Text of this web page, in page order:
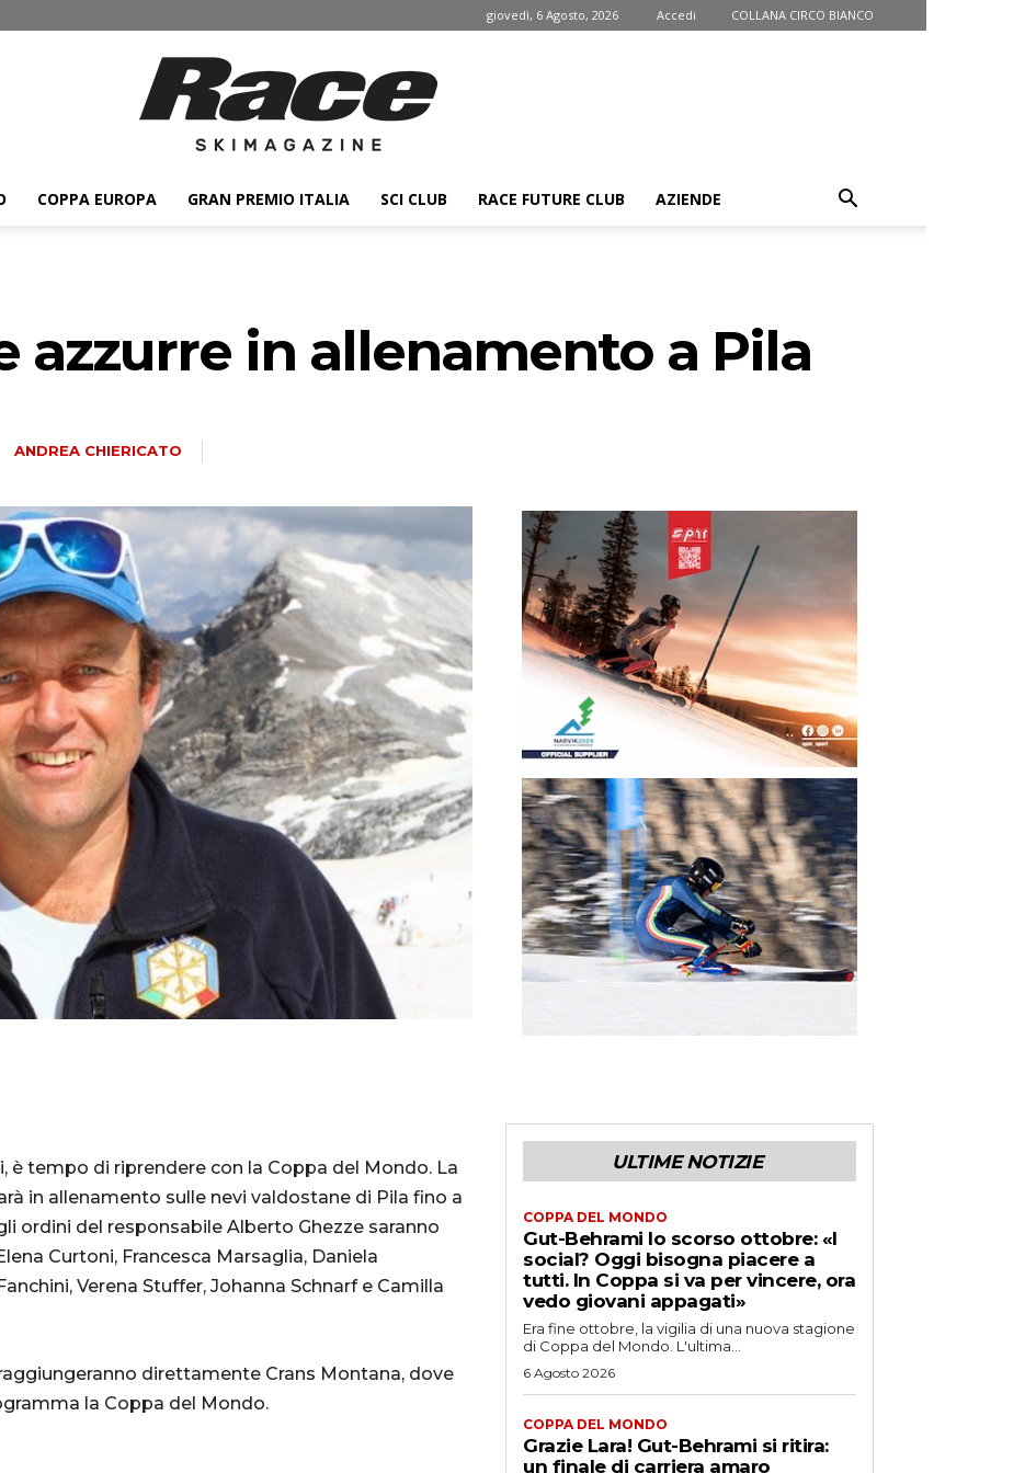
giovedì, 6 Agosto, 2026 Accedi COLLANA CIRCO BIANCO
magazine
COPPA EUROPA GRAN PREMIO ITALIA SCI CLUB RACE FUTURE CLUB AZIENDE
azzurre in allenamento a Pila
ANDREA CHIERICATO
è tempo di riprendere con la Coppa del Mondo. La
in allenamento sulle nevi valdostane di Pila fino a
ordini del responsabile Alberto Ghezze saranno
Curtoni, Francesca Marsaglia, Daniela
Verena Stuffer, Johanna Schnarf e Camilla
direttamente Crans Montana, dove
la Coppa del Mondo.
ULTIME NOTIZIE
COPPA DEL MONDO
Gut-Behrami lo scorso ottobre: «I
social? Oggi bisogna piacere a
tutti. In Coppa si va per vincere, ora
vedo giovani appagati»
Era fine ottobre, la vigilia di una nuova stagione
di Coppa del Mondo. L'ultima...
6 Agosto 2026
COPPA DEL MONDO
Grazie Lara! Gut-Behrami si ritira:
un finale di carriera amaro